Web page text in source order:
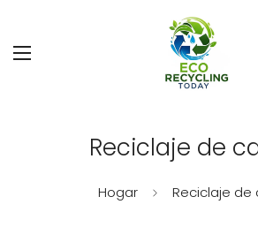
Reciclaje de
Hogar Reciclaje de